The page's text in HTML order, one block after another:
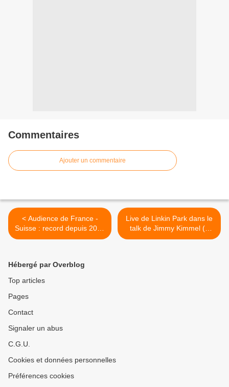
Commentaires
Ajouter un commentaire
< Audience de France -
Suisse : record depuis 2006
pour un match de foot.
Live de Linkin Park dans le
talk de Jimmy Kimmel (3
titres). >
Hébergé par Overblog
Top articles
Pages
Contact
Signaler un abus
C.G.U.
Cookies et données personnelles
Préférences cookies